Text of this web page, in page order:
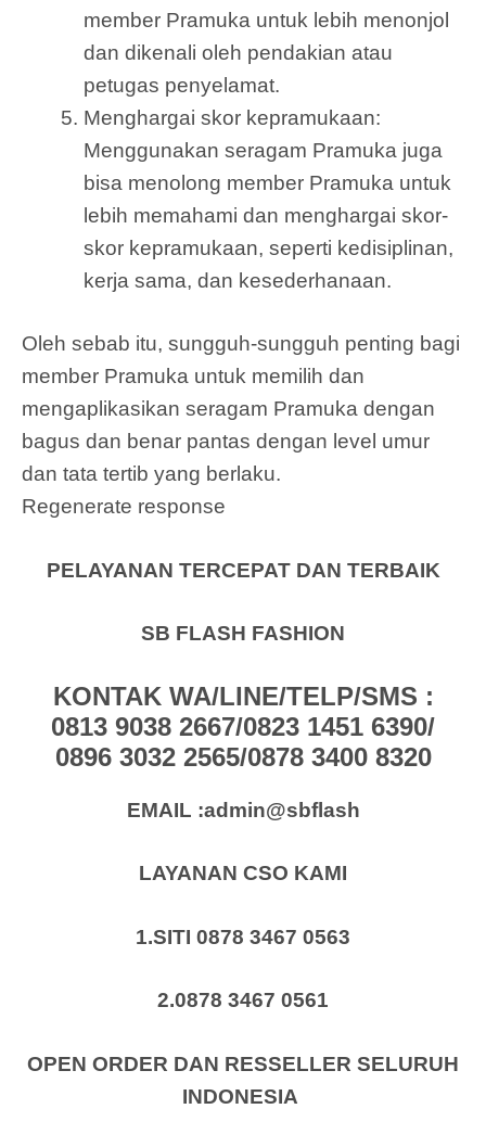
member Pramuka untuk lebih menonjol
dan dikenali oleh pendakian atau
petugas penyelamat.
Menghargai skor kepramukaan:
Menggunakan seragam Pramuka juga
bisa menolong member Pramuka untuk
lebih memahami dan menghargai skor-
skor kepramukaan, seperti kedisiplinan,
kerja sama, dan kesederhanaan.
Oleh sebab itu, sungguh-sungguh penting bagi
member Pramuka untuk memilih dan
mengaplikasikan seragam Pramuka dengan
bagus dan benar pantas dengan level umur
dan tata tertib yang berlaku.
Regenerate response
PELAYANAN TERCEPAT DAN TERBAIK
SB FLASH FASHION
KONTAK WA/LINE/TELP/SMS :
0813 9038 2667/0823 1451 6390/
0896 3032 2565/0878 3400 8320
EMAIL :admin@sbflash
LAYANAN CSO KAMI
1.SITI 0878 3467 0563
2.0878 3467 0561
OPEN ORDER DAN RESSELLER SELURUH
INDONESIA